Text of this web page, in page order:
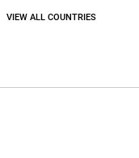
VIEW ALL COUNTRIES